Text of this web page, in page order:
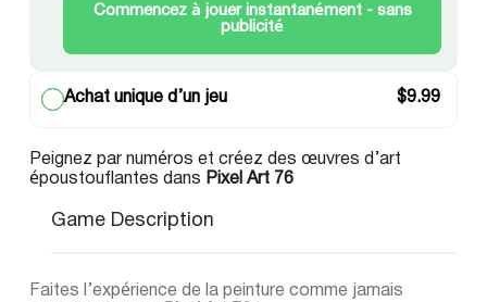
Commencez à jouer instantanément - sans
publicité
Achat unique d’un jeu $9.99
Peignez par numéros et créez des œuvres d’art
époustouflantes dans Pixel Art 76
Game Description
Faites l’expérience de la peinture comme jamais